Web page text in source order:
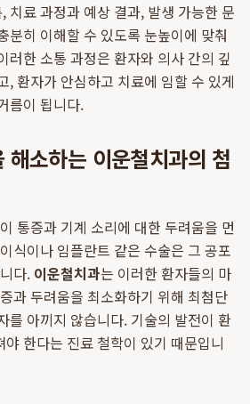
치료 과정과 예상 결과, 발생 가능한 문
분히 이해할 수 있도록 눈높이에 맞춰
러한 소통 과정은 환자와 의사 간의 깊
, 환자가 안심하고 치료에 임할 수 있게
름이 됩니다.
해소하는 이운철치과의 첨
통증과 기계 소리에 대한 두려움을 먼
식이나 임플란트 같은 수술은 그 공포
다. 이운철치과는 이러한 환자들의 마
과 두려움을 최소화하기 위해 최첨단
를 아끼지 않습니다. 기술의 발전이 환
한다는 진료 철학이 있기 때문입니